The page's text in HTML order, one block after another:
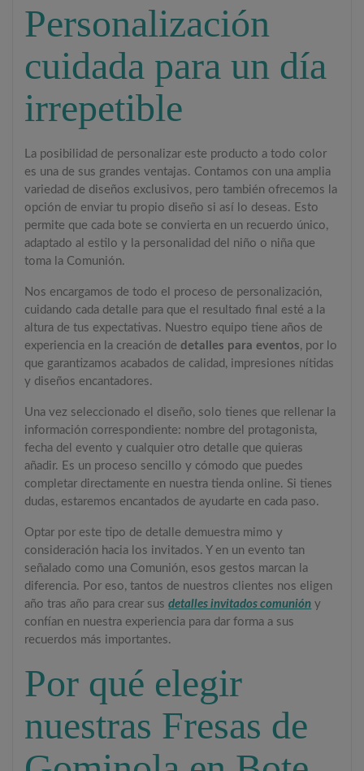
Personalización
cuidada para un día
irrepetible
La posibilidad de personalizar este producto a todo color
es una de sus grandes ventajas. Contamos con una amplia
variedad de diseños exclusivos, pero también ofrecemos la
opción de enviar tu propio diseño si así lo deseas. Esto
permite que cada bote se convierta en un recuerdo único,
adaptado al estilo y la personalidad del niño o niña que
toma la Comunión.
Nos encargamos de todo el proceso de personalización,
cuidando cada detalle para que el resultado final esté a la
altura de tus expectativas. Nuestro equipo tiene años de
experiencia en la creación dedetalles para eventos, por lo
que garantizamos acabados de calidad, impresiones nítidas
y diseños encantadores.
Una vez seleccionado el diseño, solo tienes que rellenar la
información correspondiente: nombre del protagonista,
fecha del evento y cualquier otro detalle que quieras
añadir. Es un proceso sencillo y cómodo que puedes
completar directamente en nuestra tienda online. Si tienes
dudas, estaremos encantados de ayudarte en cada paso.
Optar por este tipo de detalle demuestra mimo y
consideración hacia los invitados. Y en un evento tan
señalado como una Comunión, esos gestos marcan la
diferencia. Por eso, tantos de nuestros clientes nos eligen
año tras año para crear susdetalles invitados comunión y
confían en nuestra experiencia para dar forma a sus
recuerdos más importantes.
Por qué elegir
nuestras Fresas de